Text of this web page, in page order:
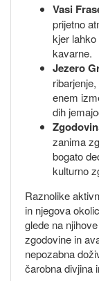
Vasi
prijetno
kjer
kavarne.
Jezero
enem
dih
zanima
bogato
kulturno
Raznolike
in njegova
glede na
zgodovine in
nepozabna
čarobna divjina